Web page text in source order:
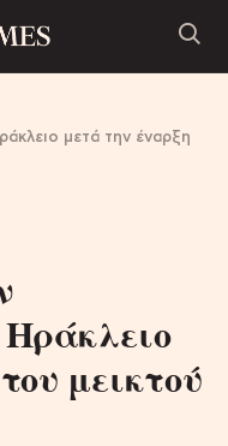
μετά την έναρξη
μεικτού